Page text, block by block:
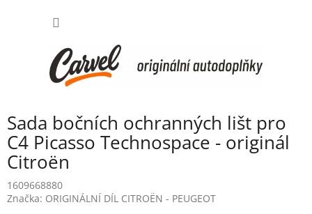
Sada bočních ochranných lišt pro
C4 Picasso Technospace - originál
Citroën
1609668880
Značka: ORIGINÁLNÍ DÍL CITROËN - PEUGEOT